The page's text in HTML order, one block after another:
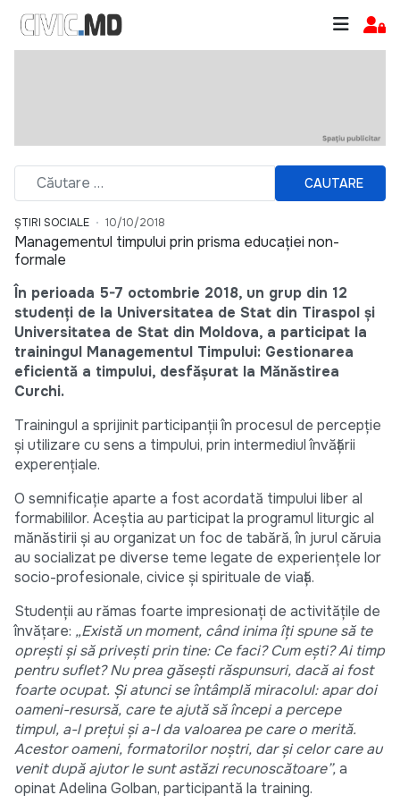
CAUTARE
ȘTIRI SOCIALE 10/10/2018
Managementul timpului prin prisma educației non-
formale
În perioada 5-7 octombrie 2018, un grup din 12
studenți de la Universitatea de Stat din Tiraspol și
Universitatea de Stat din Moldova, a participat la
trainingul Managementul Timpului: Gestionarea
eficientă a timpului, desfășurat la Mănăstirea
Curchi.
Trainingul a sprijinit participanții în procesul de percepție
și utilizare cu sens a timpului, prin intermediul învățării
experențiale.
O semnificație aparte a fost acordată timpului liber al
formabililor. Aceștia au participat la programul liturgic al
mănăstirii și au organizat un foc de tabără, în jurul căruia
au socializat pe diverse teme legate de experiențele lor
socio-profesionale, civice și spirituale de viață.
Studenții au rămas foarte impresionați de activitățile de
învățare: „Există un moment, când inima îți spune să te
oprești și să privești prin tine: Ce faci? Cum ești? Ai timp
pentru suflet? Nu prea găsești răspunsuri, dacă ai fost
foarte ocupat. Și atunci se întâmplă miracolul: apar doi
oameni-resursă, care te ajută să începi a percepe
timpul, a-l prețui și a-I da valoarea pe care o merită.
Acestor oameni, formatorilor noștri, dar și celor care au
venit după ajutor le sunt astăzi recunoscătoare”,a
opinat Adelina Golban, participantă la training.